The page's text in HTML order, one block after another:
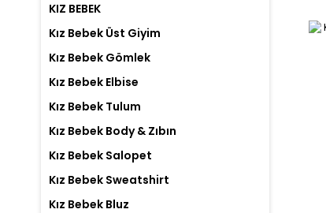
KIZ BEBEK
Kız Bebek Üst Giyim
Kız Bebek Gömlek
Kız Bebek Elbise
Kız Bebek Tulum
Kız Bebek Body & Zıbın
Kız Bebek Salopet
Kız Bebek Sweatshirt
Kız Bebek Bluz